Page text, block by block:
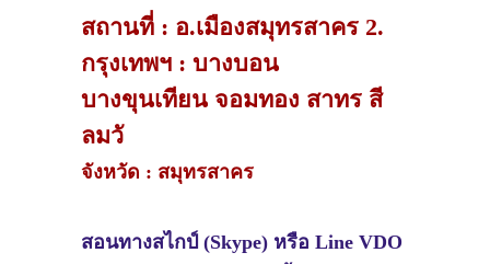
สถานที่ : อ.เมืองสมุทรสาคร 2.
กรุงเทพฯ : บางบอน
บางขุนเทียน จอมทอง สาทร สี
ลมวั
จังหวัด : สมุทรสาคร
สอนทางสไกป์ (Skype) หรือ Line VDO